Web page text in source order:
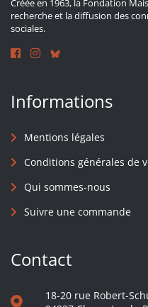
Créée en 1963, la Fondation
recherche et la diffusion des
sociales.
Informations
Mentions légales
Conditions générales de
Qui sommes-nous
Suivre une commande
Contact
18-20 rue Robert-